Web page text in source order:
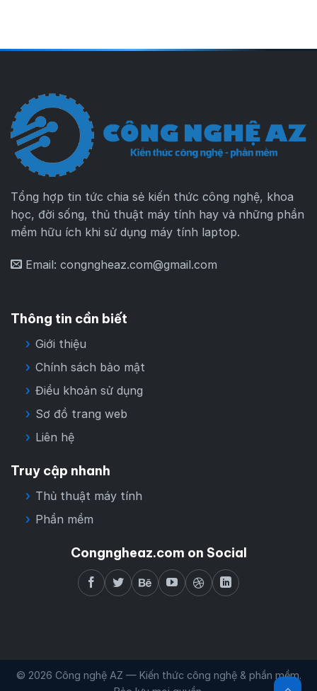
Tổng hợp tin tức chia sẻ kiến thức công nghệ, khoa
học, đời sống, thủ thuật máy tính hay và những phần
mềm hữu ích khi sử dụng máy tính laptop.
Email: congngheaz.com@gmail.com
Thông tin cần biết
Giới thiệu
Chính sách bảo mật
Điều khoản sử dụng
Sơ đồ trang web
Liên hệ
Truy cập nhanh
Thủ thuật máy tính
Phần mềm
Congngheaz.com on Social
© 2026 Công nghệ AZ — Kiến thức công nghệ & phần mềm.